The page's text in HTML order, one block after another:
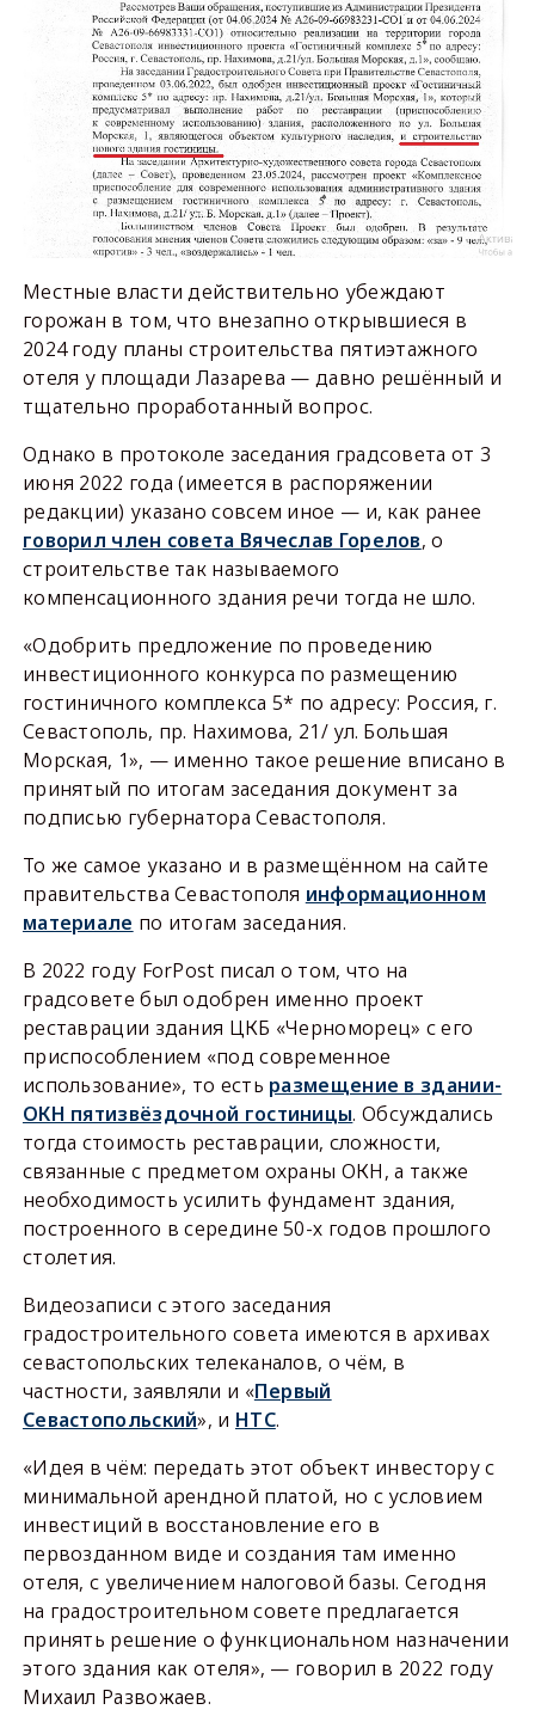
Местные власти действительно убеждают
горожан в том, что внезапно открывшиеся в
2024 году планы строительства пятиэтажного
отеля у площади Лазарева — давно решённый и
тщательно проработанный вопрос.
Однако в протоколе заседания градсовета от 3
июня 2022 года (имеется в распоряжении
редакции) указано совсем иное — и, как ранее
говорил член совета Вячеслав Горелов, о
строительстве так называемого
компенсационного здания речи тогда не шло.
«Одобрить предложение по проведению
инвестиционного конкурса по размещению
гостиничного комплекса 5* по адресу: Россия, г.
Севастополь, пр. Нахимова, 21/ ул. Большая
Морская, 1», — именно такое решение вписано в
принятый по итогам заседания документ за
подписью губернатора Севастополя.
То же самое указано и в размещённом на сайте
правительства Севастополя информационном
материале по итогам заседания.
В 2022 году ForPost писал о том, что на
градсовете был одобрен именно проект
реставрации здания ЦКБ «Черноморец» с его
приспособлением «под современное
использование», то есть размещение в здании-
ОКН пятизвёздочной гостиницы. Обсуждались
тогда стоимость реставрации, сложности,
связанные с предметом охраны ОКН, а также
необходимость усилить фундамент здания,
построенного в середине 50-х годов прошлого
столетия.
Видеозаписи с этого заседания
градостроительного совета имеются в архивах
севастопольских телеканалов, о чём, в
частности, заявляли и «Первый
Севастопольский», и НТС.
«Идея в чём: передать этот объект инвестору с
минимальной арендной платой, но с условием
инвестиций в восстановление его в
первозданном виде и создания там именно
отеля, с увеличением налоговой базы. Сегодня
на градостроительном совете предлагается
принять решение о функциональном назначении
этого здания как отеля», — говорил в 2022 году
Михаил Развожаев.